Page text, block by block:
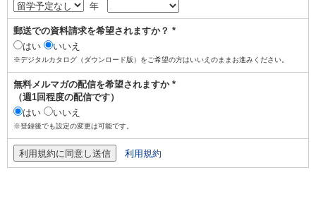
年
郵送での資料請求を希望されますか？ *
はい
いいえ
※デジタルカタログ（ダウンロード版）をご希望の方はいいえのままお進みください。
無料メルマガの配信を希望されますか *
（週1回程度の配信です）
はい
いいえ
※登録後でも設定の変更は可能です。
利用規約